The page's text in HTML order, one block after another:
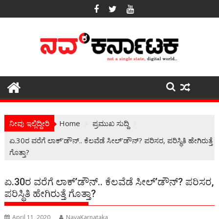
to
ನೀವು ಇಲ್ಲಿದ್ದೀರಿ Home
ಪ್ರಮುಖ ಸುದ್ದಿ
ಏ.30ರ ವರೆಗೆ ಲಾಕ್’ಡೌನ್.. ಕೆಲವೆಡೆ ಸೀಲ್’ಡೌನ್? ಪರಿಸರ, ಪರಿಸ್ಥಿತಿ ಹೇಗಿರುತ್ತೆ
ಗೊತ್ತಾ?
ಏ.30ರ ವರೆಗೆ ಲಾಕ್’ಡೌನ್.. ಕೆಲವೆಡೆ ಸೀಲ್’ಡೌನ್? ಪರಿಸರ,
ಪರಿಸ್ಥಿತಿ ಹೇಗಿರುತ್ತೆ ಗೊತ್ತಾ?
April 11, 2020 NavaKarnataka